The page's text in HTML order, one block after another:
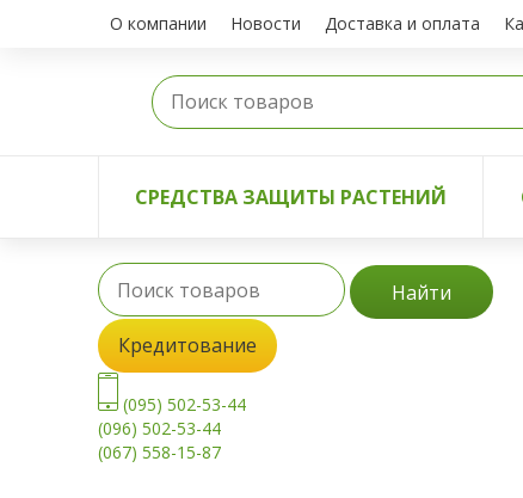
О компании Новости Доставка и оплата
СРЕДСТВА ЗАЩИТЫ РАСТЕНИЙ
Найти
Кредитование
(095) 502-53-44
(096) 502-53-44
(067) 558-15-87